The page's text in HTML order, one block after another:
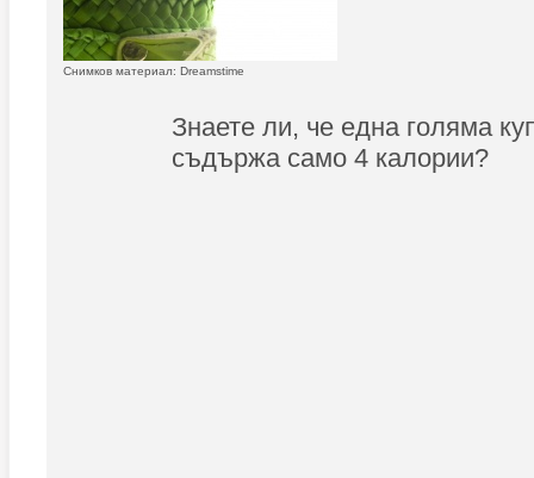
Снимков материал: Dreamstime
Знаете ли, че една голяма
съдържа само 4 калории?